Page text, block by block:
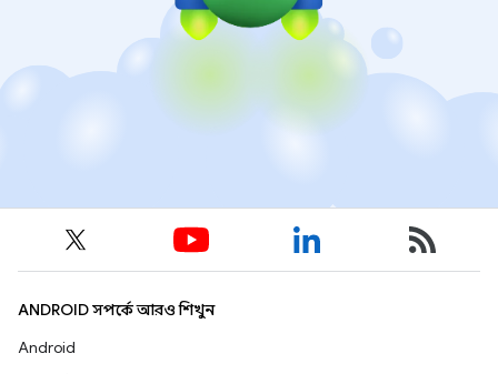
ANDROID সম্পর্কে আরও শিখুন
Android